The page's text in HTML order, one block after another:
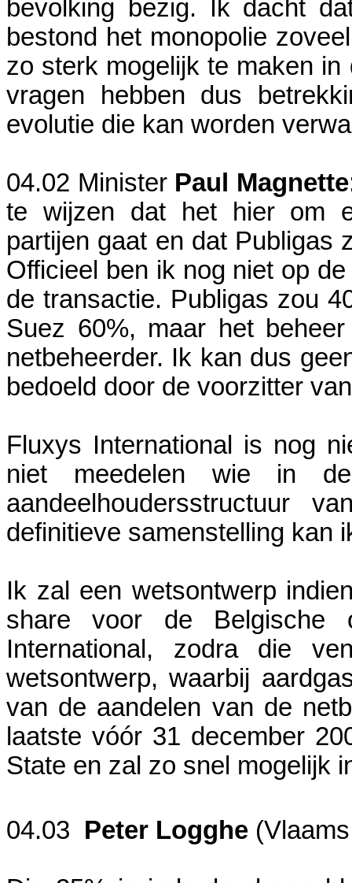
bevolking bezig. Ik dacht
bestond het monopolie
zo sterk mogelijk te maken
vragen hebben dus
evolutie die kan worden
04.02 MinisterPaul Magnette
te wijzen dat het hier om
partijen gaat en dat Publigas
Officieel ben ik nog niet op
de transactie. Publigas zou
Suez 60%, maar het
netbeheerder. Ik kan dus
bedoeld door de voorzitter
Fluxys International is nog
niet meedelen wie in
aandeelhoudersstructuur
definitieve samenstelling kan
Ik zal een wetsontwerp
share voor de Belgische
International, zodra die
wetsontwerp, waarbij
van de aandelen van de
laatste vóór 31 december
State en zal zo snel mogelijk
04.03 Peter Logghe